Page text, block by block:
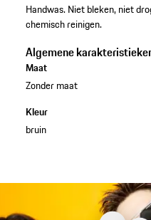
Handwas. Niet bleken, niet
chemisch reinigen.
Algemene
Maat
Zonder maat
Kleur
bruin